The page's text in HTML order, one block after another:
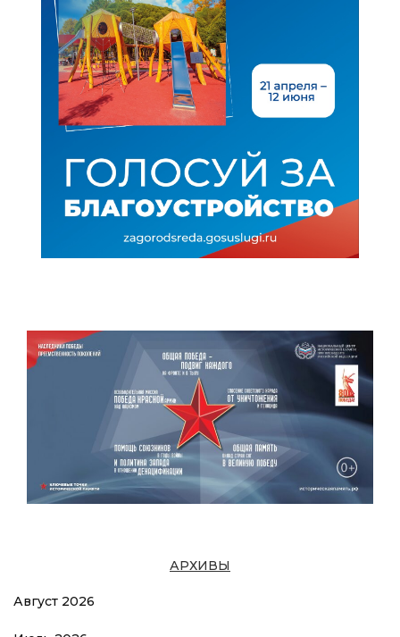
АРХИВЫ
Август 2026